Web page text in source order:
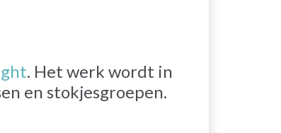
. Het werk wordt in
en stokjesgroepen.